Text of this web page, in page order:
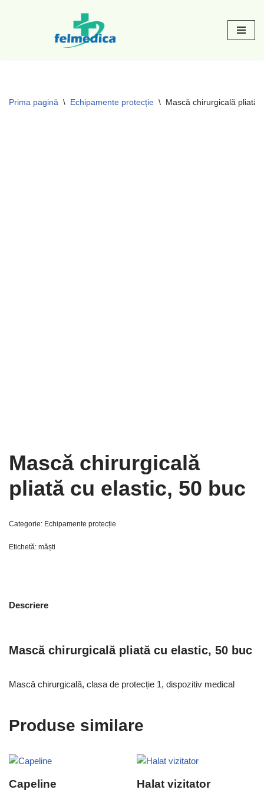
Prima pagină \ Echipamente protecție \ Mască chirurgicală pliată
Mască chirurgicală
pliată cu elastic, 50 buc
Categorie: Echipamente protecție
Etichetă: măști
Descriere
Mască chirurgicală pliată cu elastic, 50 buc
Mască chirurgicală, clasa de protecție 1, dispozitiv medical
Produse similare
Capeline Halat vizitator